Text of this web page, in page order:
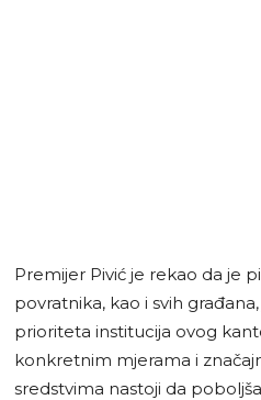
Premijer Pivić je rekao da je
povratnika, kao i svih
prioriteta institucija ovog
konkretnim mjerama i
sredstvima nastoji da